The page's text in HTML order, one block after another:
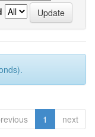
1 next